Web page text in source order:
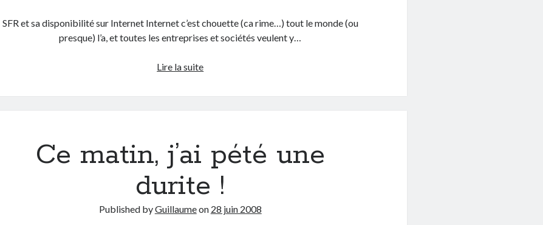
SFR et sa disponibilité sur Internet Internet c’est chouette (ca rime…) tout le monde (ou
presque) l’a, et toutes les entreprises et sociétés veulent y…
Lire la suiteChanger
comment
ne
pas
pouvoir
le
Ce matin, j’ai pété une
durite !
Published byGuillaumeon 28 juin 2008